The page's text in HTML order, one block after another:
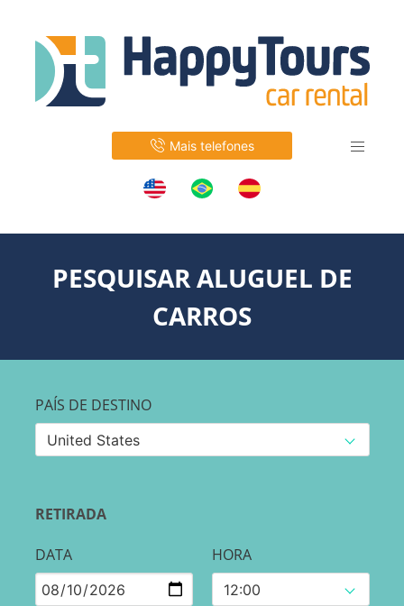
Mais telefones
PESQUISAR ALUGUEL DE
CARROS
PAÍS DE DESTINO
RETIRADA
DATA HORA